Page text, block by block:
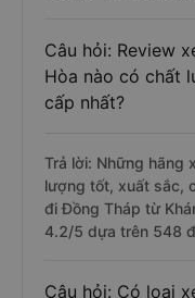
Câu hỏi: Review
Hòa nào có chất
cấp nhất?
Trả lời: Những hãng
lượng tốt, xuất sắc,
đi Đồng Tháp từ
4.2/5 dựa trên 548
Câu hỏi: Có loại